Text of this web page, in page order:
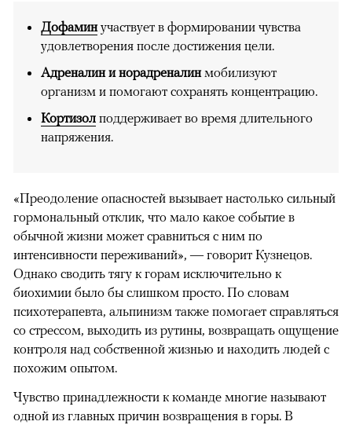
Дофаминучаствует в формировании чувства
удовлетворения после достижения цели.
Адреналин и норадреналинмобилизуют
организм и помогают сохранять концентрацию.
Кортизол поддерживает во время длительного
напряжения.
«Преодоление опасностей вызывает настолько сильный
гормональный отклик, что мало какое событие в
обычной жизни может сравниться с ним по
интенсивности переживаний», — говорит Кузнецов.
Однако сводить тягу к горам исключительно к
биохимии было бы слишком просто. По словам
психотерапевта, альпинизм также помогает справляться
со стрессом, выходить из рутины, возвращать ощущение
контроля над собственной жизнью и находить людей с
похожим опытом.
Чувство принадлежности к команде многие называют
одной из главных причин возвращения в горы. В